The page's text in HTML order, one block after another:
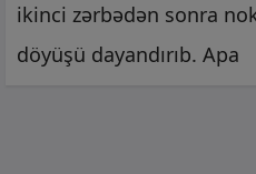
ikinci zərbədən sonra
döyüşü dayandırıb. Apa